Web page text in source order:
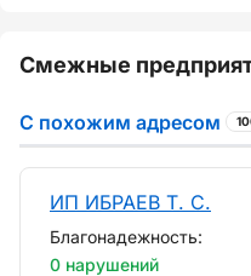
Смежные
С похожим адресом
ИП ИБРАЕВ Т. С.
Благонадежность:
0 нарушений